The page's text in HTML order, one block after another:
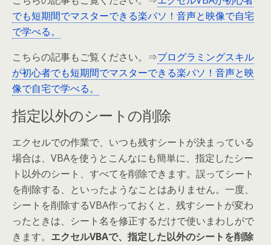
でも短期間でマスターできる楽パソ！音声と映像で自宅
で学べる。
こちらの記事もご覧ください。⇒プログラミングスキル
が初心者でも短期間でマスターできる楽パソ！音声と映
像で自宅で学べる。
指定以外のシートの削除
エクセルでの作業で、いつも残すシートが決まっている
場合は、VBAを使うとこんなにも簡単に、指定したシー
ト以外のシート、すべてを削除できます。誤ってシート
を削除する、といったようなことはありません。一度、
シートを削除するVBA作っておくと、残すシートが変わ
ったときは、シート名を修正するだけで使いまわしがで
きます。 エクセルVBAで、 指定した以外のシートを削除